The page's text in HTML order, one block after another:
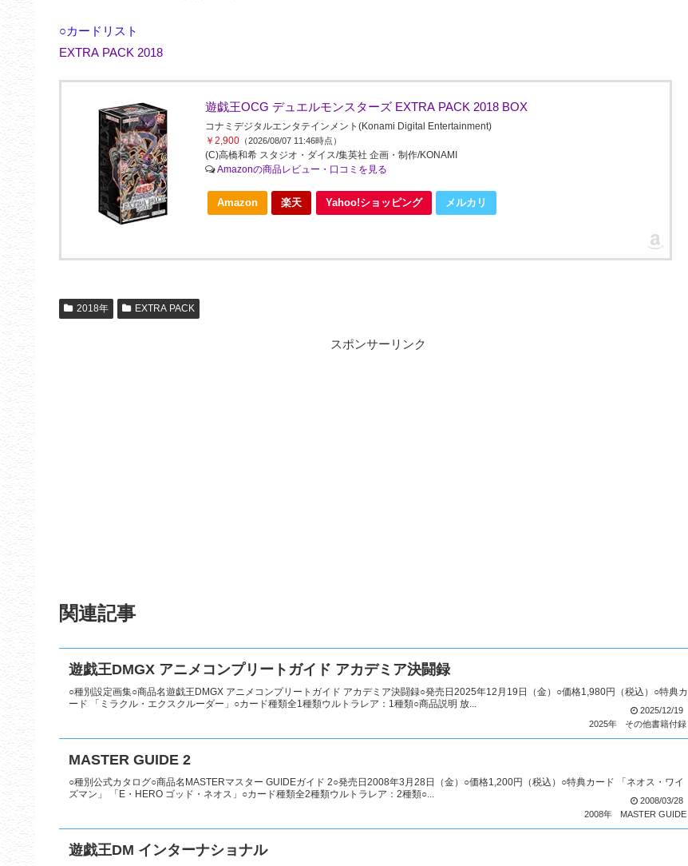
○カードリスト
EXTRA PACK 2018
遊戯王OCG デュエルモンスターズ EXTRA PACK 2018 BOX
コナミデジタルエンタテインメント(Konami Digital Entertainment)
￥2,900（2026/08/07 11:46時点）
(C)高橋和希 スタジオ・ダイス/集英社 企画・制作/KONAMI
Amazonの商品レビュー・口コミを見る
Amazon 楽天 Yahoo!ショッピング メルカリ
2018年 EXTRA PACK
スポンサーリンク
関連記事
遊戯王DMGX アニメコンプリートガイド アカデミア決闘録
○種別設定画集○商品名遊戯王DMGX アニメコンプリートガイド アカデミア決闘録○発売日2025年12月19日（金）○価格1,980円（税込）○特典カ
ード 「ミラクル・エクスクルーダー」○カード種類全1種類ウルトラレア：1種類○商品説明 放...
2025/12/19
2025年
その他書籍付録
MASTER GUIDE 2
○種別公式カタログ○商品名MASTERマスター GUIDEガイド 2○発売日2008年3月28日（金）○価格1,200円（税込）○特典カード 「ネオス・ワイ
ズマン」 「E・HERO ゴッド・ネオス」○カード種類全2種類ウルトラレア：2種類○...
2008/03/28
2008年
MASTER GUIDE
遊戯王DM インターナショナル